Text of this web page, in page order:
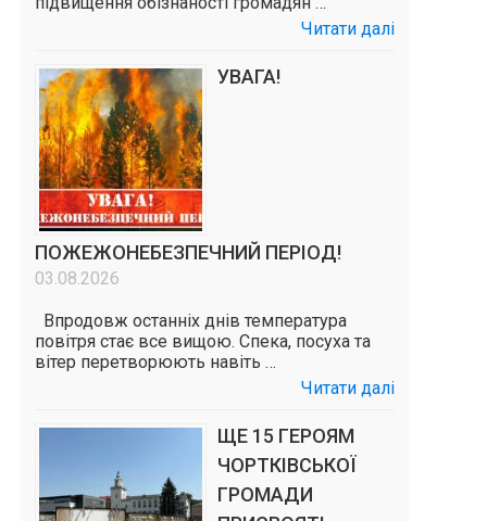
Читати далі
УВАГА!
ПОЖЕЖОНЕБЕЗПЕЧНИЙ ПЕРІОД!
03.08.2026
Впродовж останніх днів температура
повітря стає все вищою. Спека, посуха та
вітер перетворюють навіть …
Читати далі
ЩЕ 15 ГЕРОЯМ
ЧОРТКІВСЬКОЇ
ГРОМАДИ